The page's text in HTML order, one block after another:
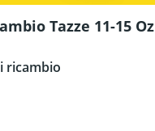
Tazze 11-15 Oz
ricambio